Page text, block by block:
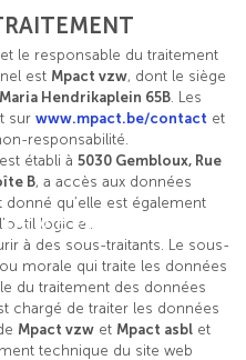
VIE PRIVÉE
le responsable du traitement
est Mpact vzw, dont le siège
Hendrikaplein 65B. Les
sur www.mpact.be/contact et
responsabilité.
établi à 5030 Gembloux, Rue
B, a accès aux données
qu’elle est également
logiciel.
à des sous-traitants. Le sous-
morale qui traite les données
du traitement des données
chargé de traiter les données
Mpact vzwet Mpact asblet
technique du site web